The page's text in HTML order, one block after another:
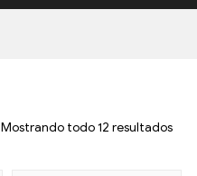
Mostrando todo 12 resultados